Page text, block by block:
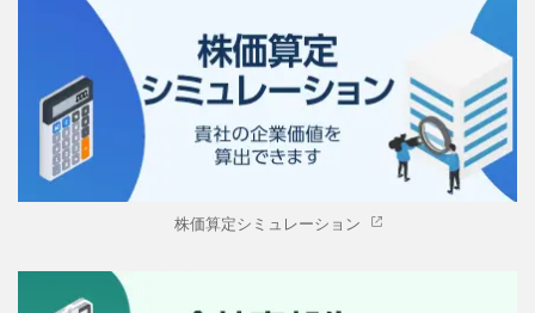
株価算定シミュレーション